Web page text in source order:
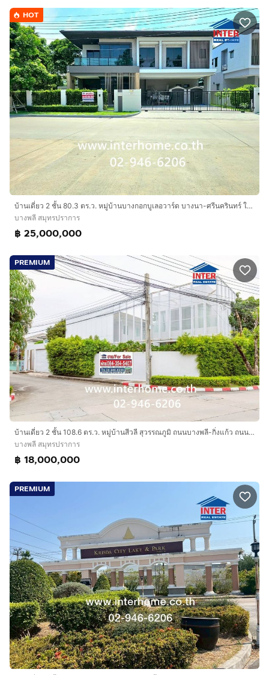
ขายบ้านด่วน ! โครงการใหม่ แลนด์แอนด์เฮ้าส์ Villaggio
บางนา - เทพารักษ์ เฟสใกล้สวนและสโมสร ทำเลต้นถนน
เทพารักษ์ ใกล้ถนนบางนา-ตราด
(***เจ้าของขายเอง ไม่รับนายหน้า***)
ราคา 6.9 ล้านบาท (6 ล้านเก้าแสนบาทถ้วน) แถมแอร์ 4 ตัว
ตกแต่งผ้าม่านทั้งหลัง ต่อรองราคาได้ ค่าใช้จ่ายคนละครึ่ง
สำหรับผู้สนใจ โทร.นัดหมายเข้าชมบ้านพร้อมขายได้ทุกวัน
คุณเล็ก โทร. 08-1456-1539 แผนที่
https://goo.gl/maps/x8hXkYsRSz23gNkFA
จุดเด่น
Mediterranean
2. พร้อมพื้นที่ส่วนกลางขนาดใหญ่ สวนสาธารณะ, สโมสร,
ฟิตเนส และสระว่ายน้ำระบบเกลือ แยกส่วนเด็ก-ผู้ใหญ่
3. อุ่นใจกับระบบรักษาความปลอดแบบ Triple Action
สัญญาณกันขโมยในตัวบ้าน เเละ กล้องวงจรปิดโครงการ
พร้อม Key card Access ในการเข้าออกโครงการ
4. เดินทางสะดวก บนทำเลศักยภาพ ต้นถนนเทพารักษ์ ใกล้
ถนนบางนา-ตราด เชื่อมต่อความเจริญรองรับการใช้ชีวิต ทั้ง
ศูนย์การค้าขนาดกลาง-ใหญ่ และสนามบินสุวรรณภูมิ
- ใกล้ตลาด จงศิริพลาซ่า (ปากซอยหมู่บ้าน)
- Big C บางพลี 3.5 กม. (ระยะทางโดยประมาณ)
- Market village สุวรรณภูมิ 7 กม. (ระยะทางโดยประมาณ)
- เมกา-อีเกีย บางนา 9.5 กม. (ระยะทางโดยประมาณ)
- รร.ปทุมคงคา สมุทรปราการ 2.1 กม. (ระยะทางโดย
ประมาณ)
- รพ.เปาโล สมุทรปราการ : 5.2 กม.
รายละเอียดตัวบ้าน
1. แบบบ้าน Shuttery เฟสใกล้สวนและสโมสร
2. บ้านเลขที่ 89/278 หมู่ ซอยจงศิริ ถนนตำหรุ-บางพลี
ตำบลบางพลีใหญ่ อำเภอบางพลี จังหวัดสมุทรปราการ รหัส
ไปรษณีย์ แผนที่
https://goo.gl/maps/x8hXkYsRSz23gNkFA
13.586139519111429, 100.69313130729557
3. พื้นที่ใช้สอย 133 ตร.ม ขนาดที่ดิน 69.30 ตร.วา (ค่าส่วน
กลาง 30 บาท / ตร.วา)
HOT
บ้านเดี่ยว 2 ชั้น 80.3 ตร.ว. หมู่บ้านบางกอกบูเลอวาร์ด บางนา-ศรีนครินทร์ ใกล้เมกาบางนา และโรงเรียนนานาชาติสิงคโปร์สุวรรณภูมิ
บางพลี สมุทรปราการ
฿ 25,000,000
PREMIUM
บ้านเดี่ยว 2 ชั้น 108.6 ตร.ว. หมู่บ้านสีวลี สุวรรณภูมิ ถนนบางพลี-กิ่งแก้ว ถนนหนามแดง บางพลี สมุทรปราการ
บางพลี สมุทรปราการ
฿ 18,000,000
PREMIUM